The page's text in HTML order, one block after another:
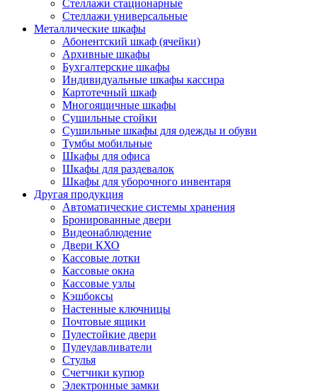
Стеллажи стационарные
Стеллажи универсальные
Металлические шкафы
Абонентский шкаф (ячейки)
Архивные шкафы
Бухгалтерские шкафы
Индивидуальные шкафы кассира
Картотечный шкаф
Многоящичные шкафы
Сушильные стойки
Сушильные шкафы для одежды и обуви
Тумбы мобильные
Шкафы для офиса
Шкафы для раздевалок
Шкафы для уборочного инвентаря
Другая продукция
Автоматические системы хранения
Бронированные двери
Видеонаблюдение
Двери КХО
Кассовые лотки
Кассовые окна
Кассовые узлы
Кэшбоксы
Настенные ключницы
Почтовые ящики
Пулестойкие двери
Пулеулавливатели
Стулья
Счетчики купюр
Электронные замки